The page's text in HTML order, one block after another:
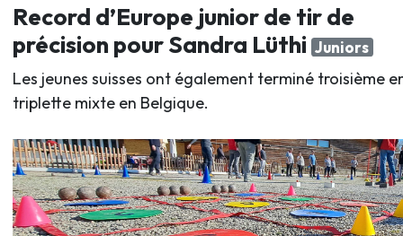
Record d’Europe junior de tir de
précision pour Sandra Lüthi Juniors
Les jeunes suisses ont également terminé troisième
triplette mixte en Belgique.